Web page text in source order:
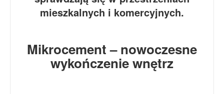
mieszkalnych i komercyjnych.
Mikrocement – nowoczesne
wykończenie wnętrz